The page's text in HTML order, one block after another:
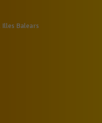
Illes Balears